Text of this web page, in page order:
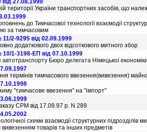
27.08.1999
територiї України транспортних засобiв, що
до Тимчасової технологiї взаємодiї
за тимчасовим
2-9295 від 02.09.1999
додаткового двох вiдсоткового митного збор
1-3198-ЕП від 07.10.1999
Бюро делегата Нiмецької економiки
термiнiв тимчасового ввезення(вивезення)
"тимчасове ввезення" на "iмпорт"
СРМ вiд 17.09.97 р. N 289
схеми взаємодiї структурних
вивезенням товарiв та iнших предметiв